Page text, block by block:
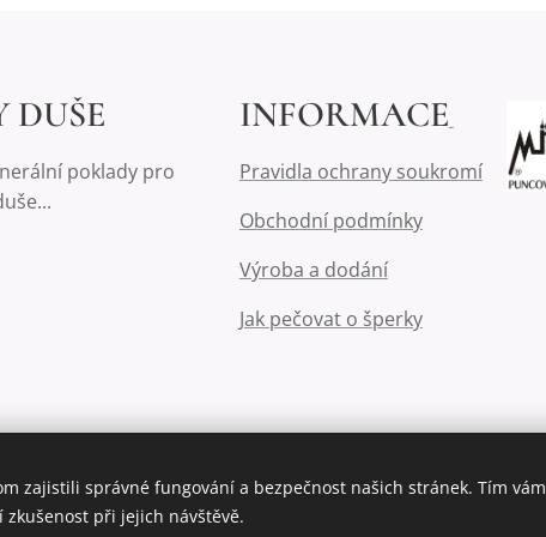
DUŠE
poklady pro
INFORMACE
Pravidla ochrany soukromí
Obchodní podmínky
Výroba a dodání
Jak pečovat o šperky
Cookies
zajistili správné fungování a bezpečnost našich stránek. Tím vám
při jejich návštěvě.